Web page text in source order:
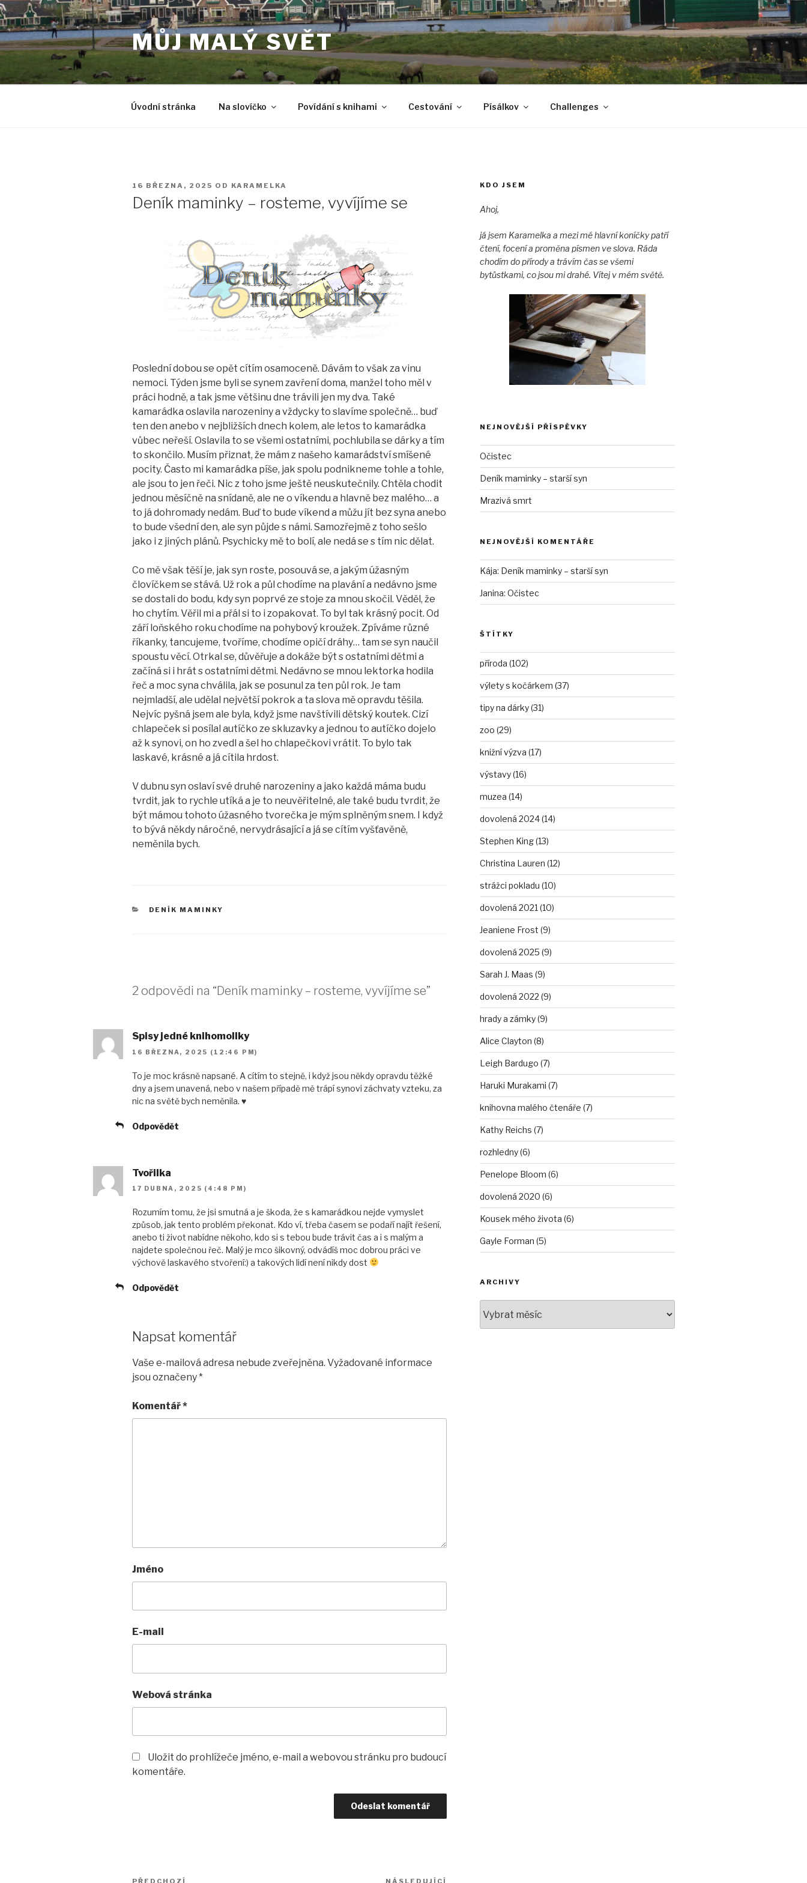
Přejít
k
obsahu
webu
MŮJ MALÝ SVĚT
Úvodní stránka Na slovíčko Povídání s knihami Cestování Písálkov Challenges
PUBLIKOVÁNO
16 BŘEZNA, 2025 OD KARAMELKA
Deník maminky – rosteme, vyvíjíme se
Poslední dobou se opět cítím osamoceně. Dávám to však za vinu
nemoci. Týden jsme byli se synem zavření doma, manžel toho měl v
práci hodně, a tak jsme většinu dne trávili jen my dva. Také
kamarádka oslavila narozeniny a vždycky to slavíme společně… buď
ten den anebo v nejbližších dnech kolem, ale letos to kamarádka
vůbec neřeší. Oslavila to se všemi ostatními, pochlubila se dárky a tím
to skončilo. Musím přiznat, že mám z našeho kamarádství smíšené
pocity. Často mi kamarádka píše, jak spolu podnikneme tohle a tohle,
ale jsou to jen řeči. Nic z toho jsme ještě neuskutečnily. Chtěla chodit
jednou měsíčně na snídaně, ale ne o víkendu a hlavně bez malého… a
to já dohromady nedám. Buď to bude víkend a můžu jít bez syna anebo
to bude všední den, ale syn půjde s námi. Samozřejmě z toho sešlo
jako i z jiných plánů. Psychicky mě to bolí, ale nedá se s tím nic dělat.
Co mě však těší je, jak syn roste, posouvá se, a jakým úžasným
človíčkem se stává. Už rok a půl chodíme na plavání a nedávno jsme
se dostali do bodu, kdy syn poprvé ze stoje za mnou skočil. Věděl, že
ho chytím. Věřil mi a přál si to i zopakovat. To byl tak krásný pocit. Od
září loňského roku chodíme na pohybový kroužek. Zpíváme různé
říkanky, tancujeme, tvoříme, chodíme opičí dráhy… tam se syn naučil
spoustu věcí. Otrkal se, důvěřuje a dokáže být s ostatními dětmi a
začíná si i hrát s ostatními dětmi. Nedávno se mnou lektorka hodila
řeč a moc syna chválila, jak se posunul za ten půl rok. Je tam
nejmladší, ale udělal největší pokrok a ta slova mě opravdu těšila.
Nejvíc pyšná jsem ale byla, když jsme navštívili dětský koutek. Cizí
chlapeček si posílal autíčko ze skluzavky a jednou to autíčko dojelo
až k synovi, on ho zvedl a šel ho chlapečkovi vrátit. To bylo tak
laskavé, krásné a já cítila hrdost.
V dubnu syn oslaví své druhé narozeniny a jako každá máma budu
tvrdit, jak to rychle utíká a je to neuvěřitelné, ale také budu tvrdit, že
být mámou tohoto úžasného tvorečka je mým splněným snem. I když
to bývá někdy náročné, nervydrásající a já se cítím vyšťavěně,
neměnila bych.
RUBRIKY
DENÍK MAMINKY
2 odpovědi na “Deník maminky – rosteme, vyvíjíme se”
Spisy jedné knihomollky
16 BŘEZNA, 2025 (12:46 PM)
To je moc krásně napsané. A cítím to stejně, i když jsou někdy opravdu těžké
dny a jsem unavená, nebo v našem případě mě trápí synovi záchvaty vzteku, za
nic na světě bych neměnila. ♥
Odpovědět
Tvořilka
17 DUBNA, 2025 (4:48 PM)
Rozumím tomu, že jsi smutná a je škoda, že s kamarádkou nejde vymyslet
způsob, jak tento problém překonat. Kdo ví, třeba časem se podaří najít řešení,
anebo ti život nabídne někoho, kdo si s tebou bude trávit čas a i s malým a
najdete společnou řeč. Malý je mco šikovný, odvádíš moc dobrou práci ve
výchově laskavého stvoření:) a takových lidí není nikdy dost
Odpovědět
Napsat komentář
Vaše e-mailová adresa nebude zveřejněna. Vyžadované informace
jsou označeny*
Komentář*
Jméno
E-mail
Webová stránka
Uložit do prohlížeče jméno, e-mail a webovou stránku pro budoucí
komentáře.
Navigace
PŘEDCHOZÍ NÁSLEDUJÍCÍ
KDO JSEM
Ahoj,
já jsem Karamelka a mezi mé hlavní koníčky patří
čtení, focení a proměna písmen ve slova. Ráda
chodím do přírody a trávím čas se všemi
bytůstkami, co jsou mi drahé. Vítej v mém světě.
NEJNOVĚJŠÍ PŘÍSPĚVKY
Očistec
Deník maminky – starší syn
Mrazivá smrt
NEJNOVĚJŠÍ KOMENTÁŘE
Kája: Deník maminky – starší syn
Janina: Očistec
ŠTÍTKY
příroda (102)
výlety s kočárkem (37)
tipy na dárky (31)
zoo (29)
knižní výzva (17)
výstavy (16)
muzea (14)
dovolená 2024 (14)
Stephen King (13)
Christina Lauren (12)
strážci pokladu (10)
dovolená 2021 (10)
Jeaniene Frost (9)
dovolená 2025 (9)
Sarah J. Maas (9)
dovolená 2022 (9)
hrady a zámky (9)
Alice Clayton (8)
Leigh Bardugo (7)
Haruki Murakami (7)
knihovna malého čtenáře (7)
Kathy Reichs (7)
rozhledny (6)
Penelope Bloom (6)
dovolená 2020 (6)
Kousek mého života (6)
Gayle Forman (5)
ARCHIVY